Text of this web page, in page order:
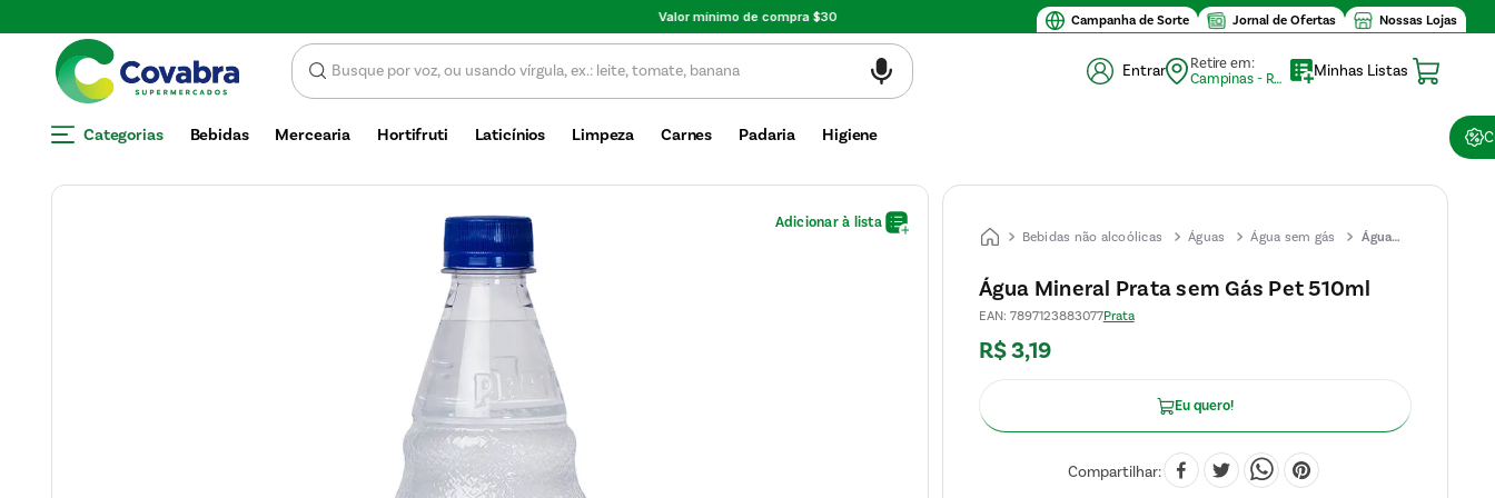
Campanha de Sorte Jornal de Ofertas Nossas Lojas
Valor mínimo de compra $30
Entrar
Retire em:
Campinas - Retirada (10)
Minhas Listas
Categorias Bebidas Mercearia Hortifruti Laticínios Limpeza Carnes Padaria Higiene
Bebidas não alcoólicas Águas Água sem gás
Água
Prata
Água Mineral Prata sem Gás Pet 510ml
EAN: 7897123883077Prata
R$3,19
Eu quero!
Compartilhar